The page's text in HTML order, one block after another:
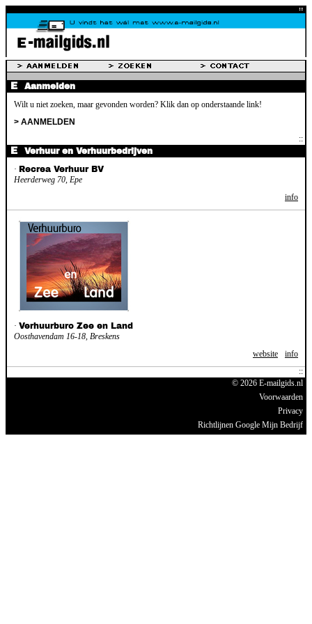
Aanmelden
Wilt u niet zoeken, maar gevonden worden? Klik dan op onderstaande link!
> AANMELDEN
Verhuur en Verhuurbedrijven
· Recrea Verhuur BV
Heerderweg 70, Epe
info
· Verhuurburo Zee en Land
Oosthavendam 16-18, Breskens
website
info
© 2026 E-mailgids.nl
Voorwaarden
Privacy
Richtlijnen Google Mijn Bedrijf